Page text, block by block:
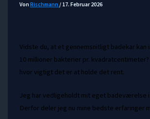
VonRischmann/17. Februar 2026
Vidste du, at et gennemsnitligt badekar kan
10 millioner bakterier pr.
hvor vigtigt det er at holde det rent.
Jeg har vedligeholdt mit eget badeværelse i
Derfor deler jeg nu mine bedste erfaringer